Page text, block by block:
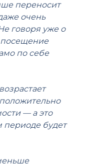
переносит
очень
говоря уже о
посещение
по себе
— а это
периоде будет